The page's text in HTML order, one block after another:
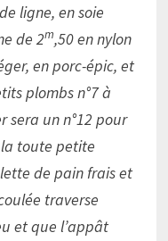
ligne, en soie
de 2m,50 en nylon
en porc-épic, et
plombs n°7 à
sera un n°12 pour
la toute petite
de pain frais et
traverse
et que l’appât